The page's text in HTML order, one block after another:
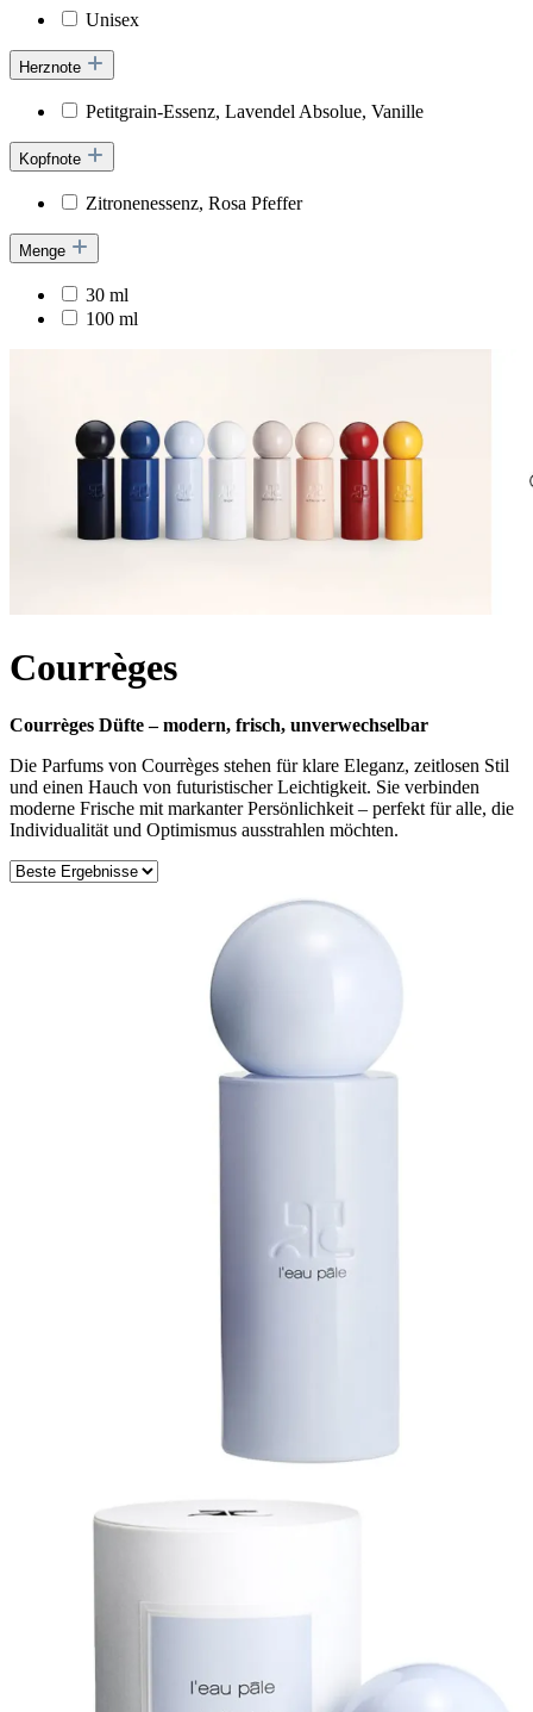
Unisex
Herznote
Petitgrain-Essenz, Lavendel Absolue, Vanille
Kopfnote
Zitronenessenz, Rosa Pfeffer
Menge
30 ml
100 ml
Courrèges
Courrèges Düfte – modern, frisch, unverwechselbar
Die Parfums von Courrèges stehen für klare Eleganz, zeitlosen Stil
und einen Hauch von futuristischer Leichtigkeit. Sie verbinden
moderne Frische mit markanter Persönlichkeit – perfekt für alle, die
Individualität und Optimismus ausstrahlen möchten.